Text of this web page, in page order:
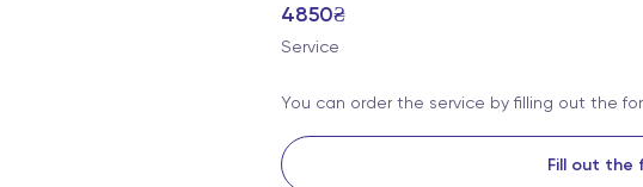
4850₴
Service
You can order the service by filling out the
Fill out the